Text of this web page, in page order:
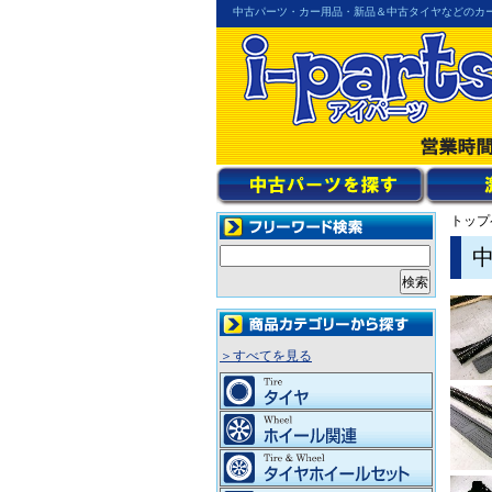
中古パーツ・カー用品・新品＆中古タイヤなどの
トッ
＞すべてを見る